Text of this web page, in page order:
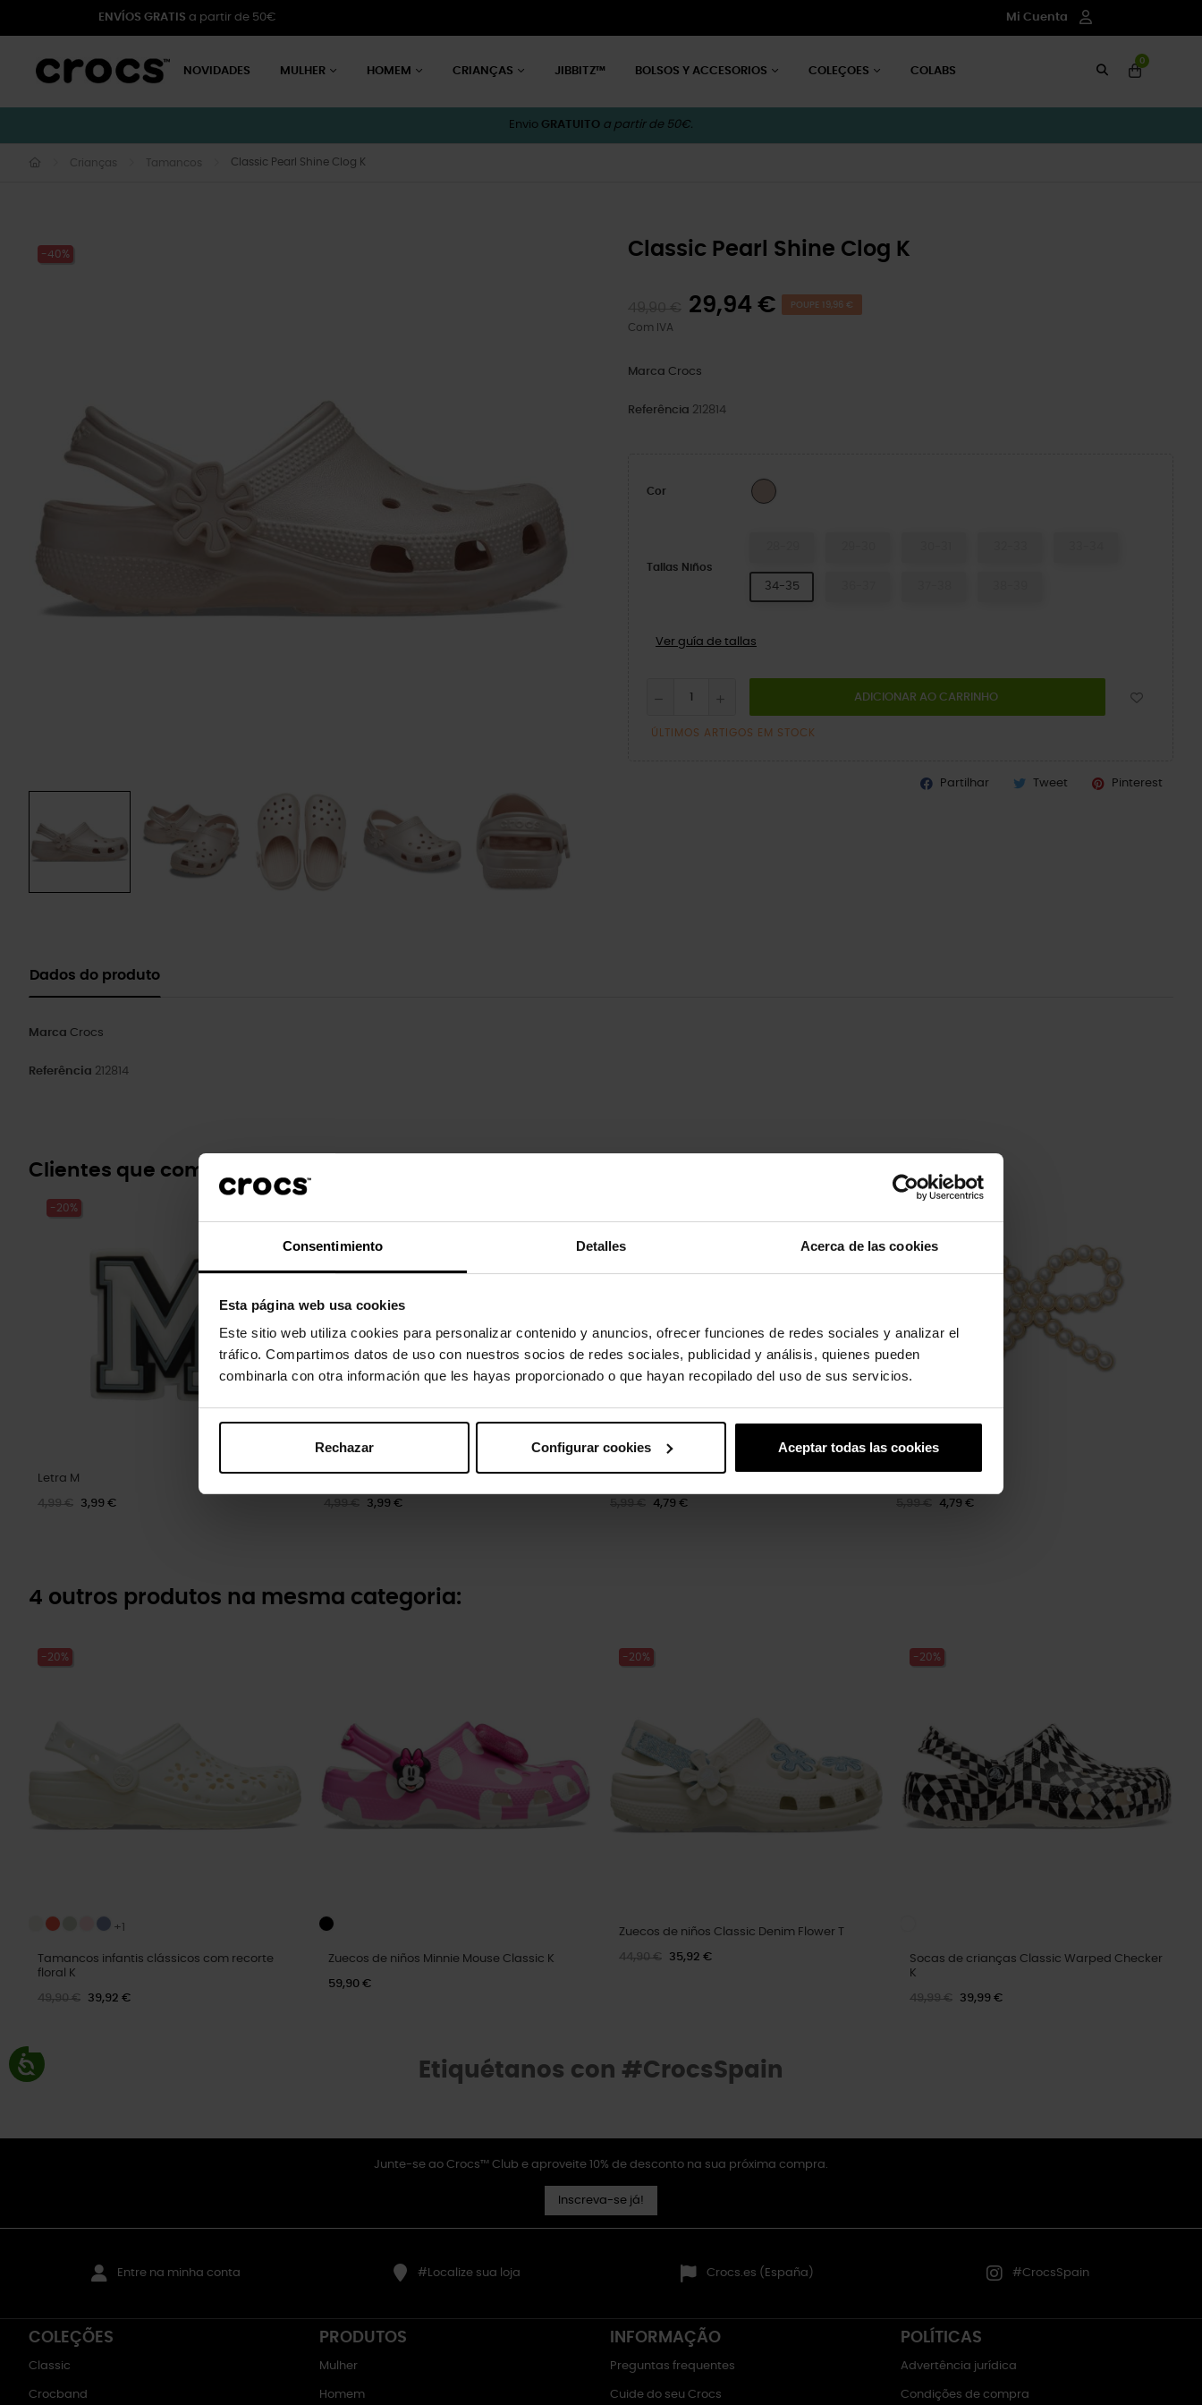
Consentimiento Detalles Acerca de las cookies
Esta página web usa cookies
Este sitio web utiliza cookies para personalizar contenido y anuncios, ofrecer funciones de redes sociales y analizar el
tráfico. Compartimos datos de uso con nuestros socios de redes sociales, publicidad y análisis, quienes pueden
combinarla con otra información que les hayas proporcionado o que hayan recopilado del uso de sus servicios.
Rechazar Configurar cookies Aceptar todas las cookies
ENVÍOS GRATIS a partir de 50€ Mi Cuenta
NOVIDADES MULHER HOMEM CRIANÇAS JIBBITZ™ BOLSOS Y ACCESORIOS COLEÇOES COLABS
0
Envio GRATUITO a partir de 50€.
Crianças Tamancos Classic Pearl Shine Clog K
-40% Classic Pearl Shine Clog K
29,94 € POUPE 19,96 €
Com IVA
Marca Crocs
Referência 212814
Cor Quartz
Tallas Niños
34-35
Ver guía de tallas
ADICIONAR AO CARRINHO
ÚLTIMOS ARTIGOS EM STOCK
Partilhar Tweet Pinterest
Dados do produto
Marca Crocs
Referência 212814
Clientes que compraram este produto também compraram:
-20%
Letra M
4,99 € 3,99 € 3,99 € 4,79 € 4,79 €
4 outros produtos na mesma categoria:
-20%
+1
Tamancos infantis clássicos com recorte
floral K
49,90 € 39,92 €
Zuecos de niños Minnie Mouse Classic K
59,90 €
-20%
Zuecos de niños Classic Denim Flower T
44,90 € 35,92 €
-20%
Socas de crianças Classic Warped Checker
K
49,99 € 39,99 €
Etiquétanos con #CrocsSpain
Junte-se ao Crocs™ Club e aproveite 10% de desconto na sua próxima compra.
Inscreva-se já!
Entre na minha conta #Localize sua loja Crocs.es (España) #CrocsSpain
COLEÇÕES
Classic
Crocband
PRODUTOS
Mulher
Homem
INFORMAÇÃO
Preguntas frequentes
Cuide do seu Crocs
POLÍTICAS
Advertência jurídica
Condições de compra